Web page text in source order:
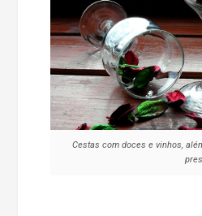
Cestas com doces e vinhos,